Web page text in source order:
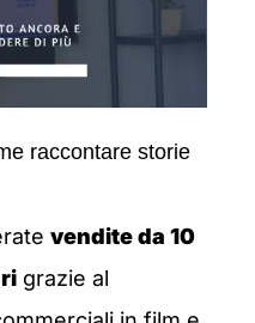
raccontare storie
vendite da 10
grazie al